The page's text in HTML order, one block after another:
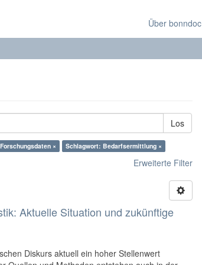
Über bonndoc
Los
× Schlagwort: Bedarfsermittlung ×
Erweiterte Filter
Aktuelle Situation und zukünftige
Diskurs aktuell ein hoher Stellenwert